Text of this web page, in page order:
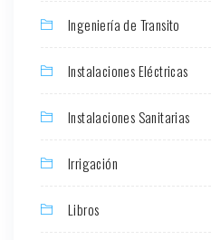
Ingeniería de Transito
Instalaciones Eléctricas
Instalaciones Sanitarias
Irrigación
Libros